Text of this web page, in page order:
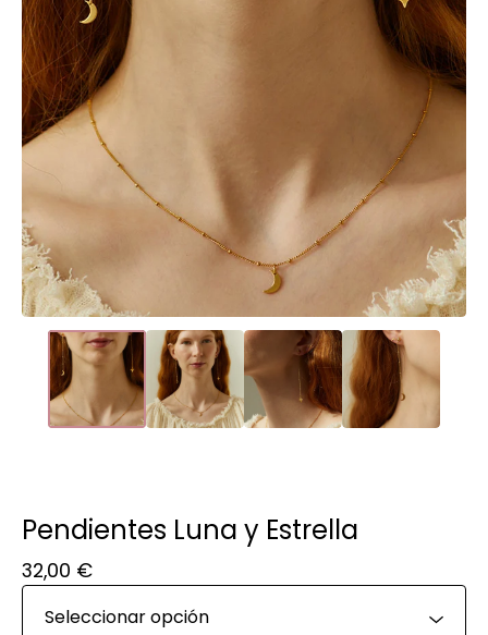
Pendientes Luna y Estrella
32,00 €